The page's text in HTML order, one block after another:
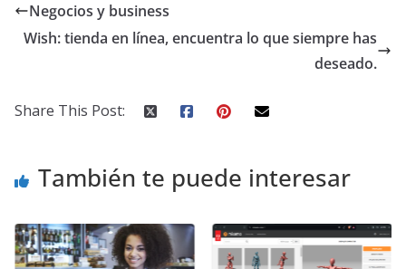
Negocios y business
Wish: tienda en línea, encuentra lo que siempre has
deseado.
Share This Post:
También te puede interesar